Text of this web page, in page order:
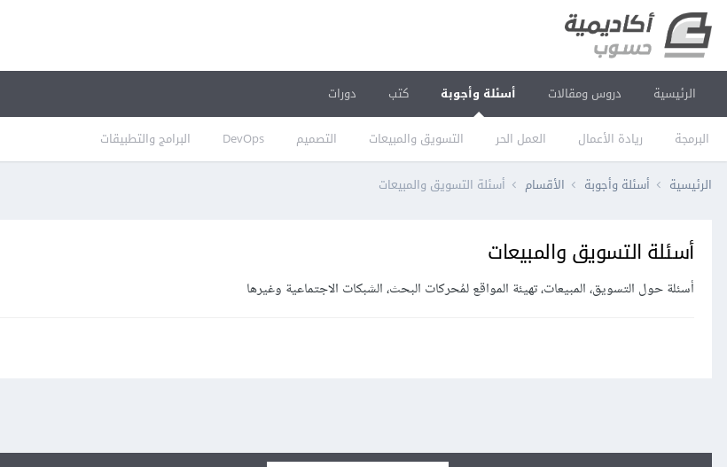
الرئيسية دروس ومقالات أسئلة وأجوبة
البرمجة ريادة الأعمال العمل الحر التسويق والمبيعات التصميم DevOps البرامج والتطبيقات
كتب دورات
الرئيسية أسئلة وأجوبة الأقسام أسئلة التسويق والمبيعات
أسئلة التسويق والمبيعات
أسئلة حول التسويق، المبيعات، تهيئة المواقع لمُحركات البحث، الشبكات الاجتماعية وغيرها